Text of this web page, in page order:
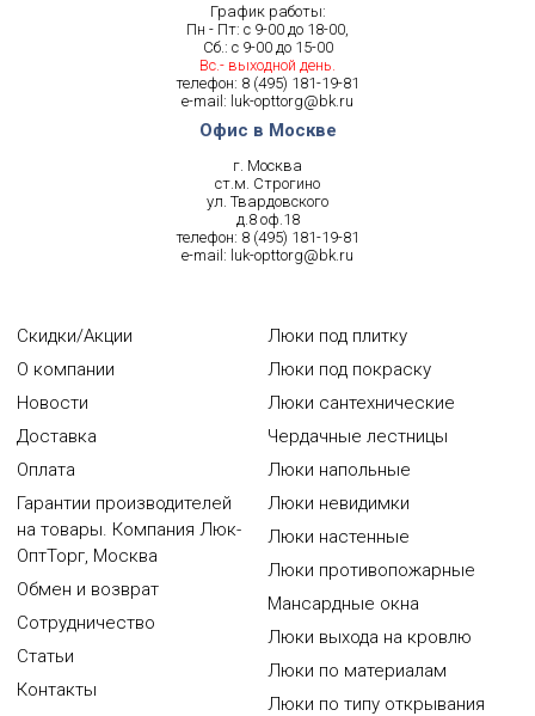
График работы:
Пн - Пт: с 9-00 до 18-00,
Сб.: с 9-00 до 15-00
Вс.- выходной день.
телефон: 8 (495) 181-19-81
e-mail: luk-opttorg@bk.ru
Офис в Москве
г. Москва
ст.м. Строгино
ул. Твардовского
д.8 оф.18
телефон: 8 (495) 181-19-81
e-mail: luk-opttorg@bk.ru
Скидки/Акции
О компании
Новости
Доставка
Оплата
Гарантии производителей
на товары. Компания Люк-
ОптТорг, Москва
Обмен и возврат
Сотрудничество
Статьи
Контакты
Люки под плитку
Люки под покраску
Люки сантехнические
Чердачные лестницы
Люки напольные
Люки невидимки
Люки настенные
Люки противопожарные
Мансардные окна
Люки выхода на кровлю
Люки по материалам
Люки по типу открывания